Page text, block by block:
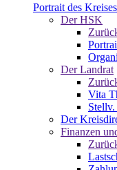
Portrait des Kreises
Der HSK
Der Landrat
Vita
Der
Finanzen